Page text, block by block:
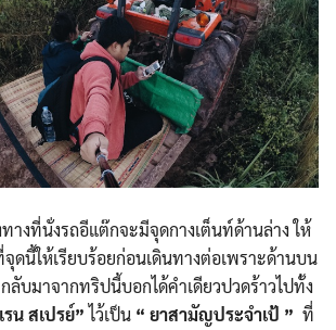
างที่นั่งรถอีแต๊กจะมีจุดกางเต็นท์ด้านล่าง ให้
จุดนี้ให้เรียบร้อยก่อนเดินทางต่อเพราะด้านบน
ลับมาจากทริปนี้บอกได้คำเดียวปวดร้าวไปทั้ง
รน สเปรย์”ไว้เป็น “ ยาสามัญประจำเป้ ” ที่